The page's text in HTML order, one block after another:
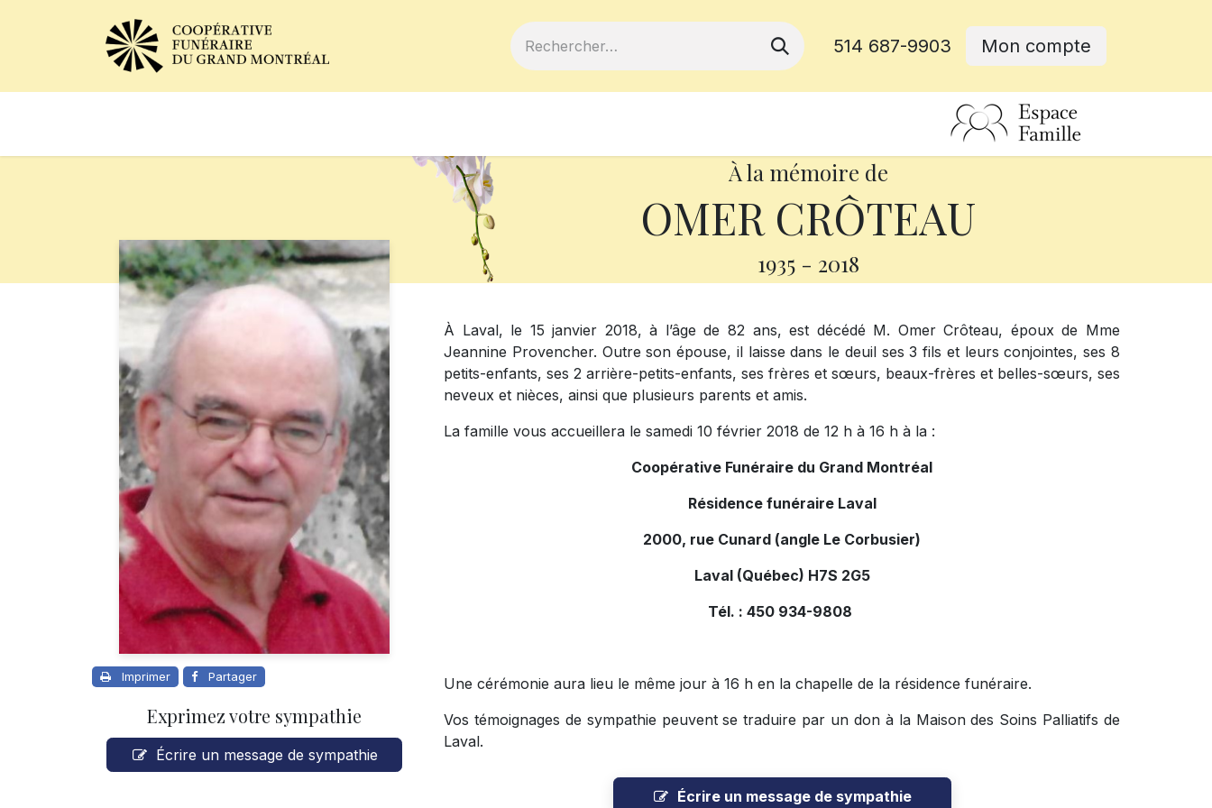
514 687-9903 Mon compte
À la mémoire de
OMER CRÔTEAU
1935 - 2018
Imprimer Partager
Exprimez votre sympathie
Écrire un message de sympathie
À Laval, le 15 janvier 2018, à l’âge de 82 ans, est décédé M. Omer Crôteau, époux de Mme
Jeannine Provencher. Outre son épouse, il laisse dans le deuil ses 3 fils et leurs conjointes, ses 8
petits-enfants, ses 2 arrière-petits-enfants, ses frères et sœurs, beaux-frères et belles-sœurs, ses
neveux et nièces, ainsi que plusieurs parents et amis.
La famille vous accueillera le samedi 10 février 2018 de 12 h à 16 h à la :
Coopérative Funéraire du Grand Montréal
Résidence funéraire Laval
2000, rue Cunard (angle Le Corbusier)
Laval (Québec) H7S 2G5
Tél. : 450 934-9808
Une cérémonie aura lieu le même jour à 16 h en la chapelle de la résidence funéraire.
Vos témoignages de sympathie peuvent se traduire par un don à la Maison des Soins Palliatifs de
Laval.
Écrire un message de sympathie